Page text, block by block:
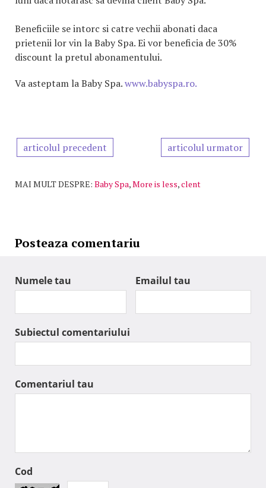
Beneficiile se intorc si catre vechii abonati daca
prietenii lor vin la Baby Spa. Ei vor beneficia de 30%
discount la pretul abonamentului.
Va asteptam la Baby Spa.www.babyspa.ro.
articolul precedent articolul urmator
MAI MULT DESPRE: Baby Spa,More is less,clent
Posteaza comentariu
Numele tau Emailul tau
Subiectul comentariului
Comentariul tau
Cod